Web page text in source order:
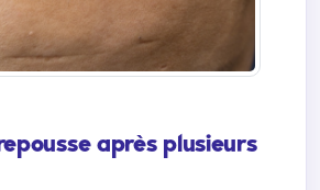
après plusieurs